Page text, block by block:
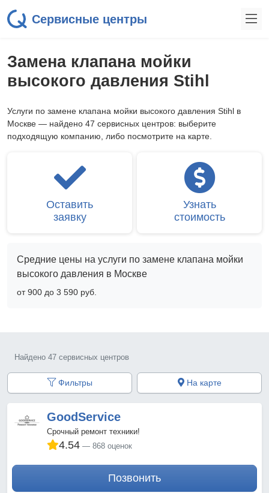
Сервисные центры
Замена клапана мойки
высокого давления Stihl
Услуги по замене клапана мойки высокого давления Stihl в
Москве — найдено 47 сервисных центров: выберите
подходящую компанию, либо посмотрите на карте.
Оставить
заявку
Узнать
стоимость
Средние цены на услуги по замене клапана мойки
высокого давления в Москве
от 900 до 3 590 pyб.
Найдено 47 сервисных центров
Фильтры На карте
GoodService
Срочный ремонт техники!
4.54 868 оценок
Позвонить